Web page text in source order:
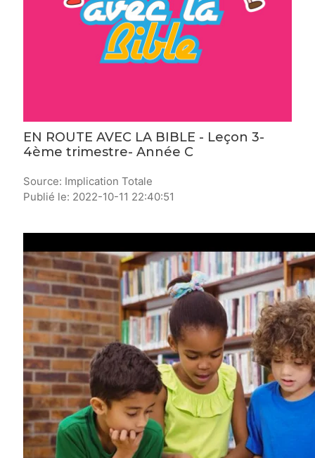
EN ROUTE AVEC LA BIBLE - Leçon 3-
4ème trimestre- Année C
Source: Implication Totale
Publié le: 2022-10-11 22:40:51